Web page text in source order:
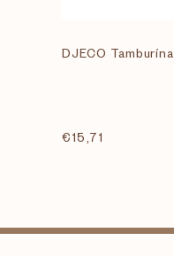
DJECO Tamburína
€15,71